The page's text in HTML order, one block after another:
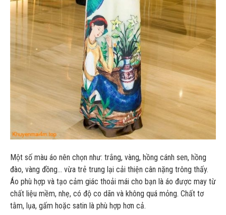
Một số màu áo nên chọn như: trắng, vàng, hồng cánh sen, hồng
đào, vàng đồng… vừa trẻ trung lại cải thiện cân nặng trông thấy.
Áo phù hợp và tạo cảm giác thoải mái cho bạn là áo được may từ
chất liệu mềm, nhẹ, có độ co dãn và không quá mỏng. Chất tơ
tằm, lụa, gấm hoặc satin là phù hợp hơn cả.